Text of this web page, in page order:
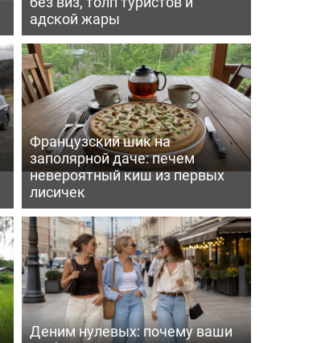
адской жары
Французский шик на
заполярной даче: печем
невероятный киш из первых
лисичек
Деним нулевых: почему ваши